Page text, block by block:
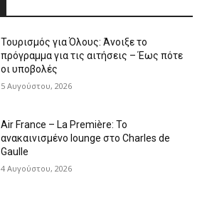
Τουρισμός για Όλους: Άνοιξε το
πρόγραμμα για τις αιτήσεις – Έως πότε
οι υποβολές
5 Αυγούστου, 2026
Air France – La Première: Το
ανακαινισμένο lounge στο Charles de
Gaulle
4 Αυγούστου, 2026